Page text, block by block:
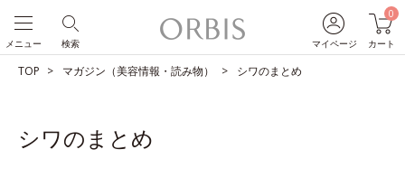
マイページ
0
カート
検索
メニュー
TOP マガジン（美容情報・読み物） シワのまとめ
シワのまとめ